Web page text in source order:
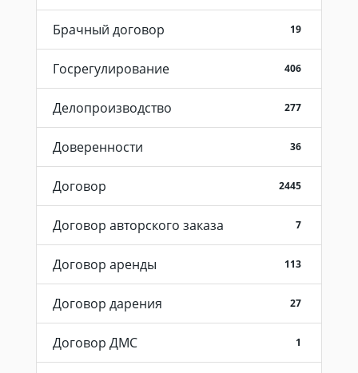
Брачный договор 19
Госрегулирование 406
Делопроизводство 277
Доверенности 36
Договор 2445
Договор авторского заказа 7
Договор аренды 113
Договор дарения 27
Договор ДМС 1